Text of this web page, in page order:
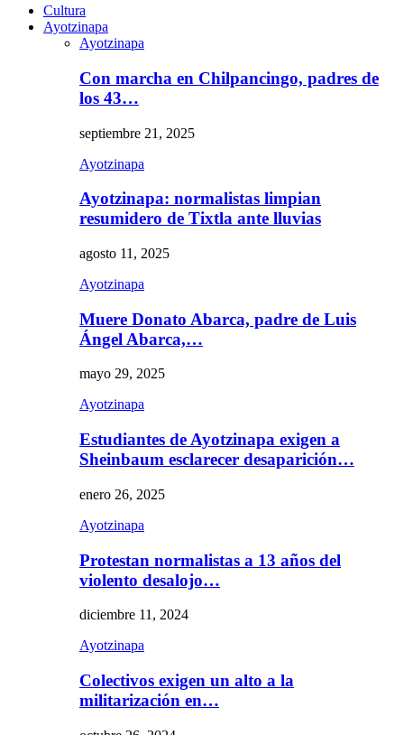
Cultura
Ayotzinapa
Ayotzinapa
Con marcha en Chilpancingo, padres de
los 43…
septiembre 21, 2025
Ayotzinapa
Ayotzinapa: normalistas limpian
resumidero de Tixtla ante lluvias
agosto 11, 2025
Ayotzinapa
Muere Donato Abarca, padre de Luis
Ángel Abarca,…
mayo 29, 2025
Ayotzinapa
Estudiantes de Ayotzinapa exigen a
Sheinbaum esclarecer desaparición…
enero 26, 2025
Ayotzinapa
Protestan normalistas a 13 años del
violento desalojo…
diciembre 11, 2024
Ayotzinapa
Colectivos exigen un alto a la
militarización en…